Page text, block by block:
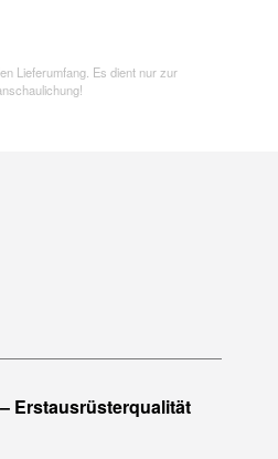
Lieferumfang. Es dient nur zur
Erstausrüsterqualität